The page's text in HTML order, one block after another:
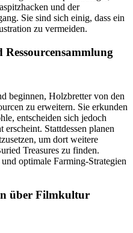
und der
Sie sind sich einig, dass ein
zu vermeiden.
beginnen, Holzbretter von den
zu erweitern. Sie erkunden
entscheiden sich jedoch
erscheint. Stattdessen planen
um dort weitere
Treasures zu finden.
optimale Farming-Strategien
über Filmkultur